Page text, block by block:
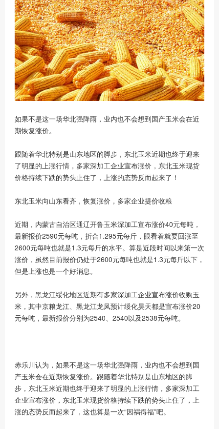
如果不是这一场华北强降雨，业内也不会想到国产玉米会在近
期恢复涨价。
跟随着华北特别是山东地区的脚步，东北玉米近期也终于迎来
了明显的上涨行情，多家深加工企业宣布涨价，东北玉米现货
价格持续下跌的势头止住了，上涨的态势反而起来了！
东北玉米向山东看齐，恢复涨价，多家企业提价收粮
近期，内蒙古自治区通辽开鲁玉米深加工宣布涨价40元每吨，
最新报价2590元每吨，折合1.295元每斤，眼看着就要回涨至
2600元每吨也就是1.3元每斤的水平。算是近段时间以来第一次
涨价，虽然目前报价仍处于2600元每吨也就是1.3元每斤以下，
但是上涨也是一个好消息。
另外，黑龙江绥化地区近期有多家深加工企业宣布涨价收购玉
米，其中京粮龙江、黑龙江龙凤预计绥化昊天都是宣布涨价20
元每吨，最新报价分别为2540、2540以及2538元每吨。
赤乐川认为，如果不是这一场华北强降雨，业内也不会想到国
产玉米会在近期恢复涨价。跟随着华北特别是山东地区的脚
步，东北玉米近期也终于迎来了明显的上涨行情，多家深加工
企业宣布涨价，东北玉米现货价格持续下跌的势头止住了，上
涨的态势反而起来了，这也算是一次“因祸得福”吧。